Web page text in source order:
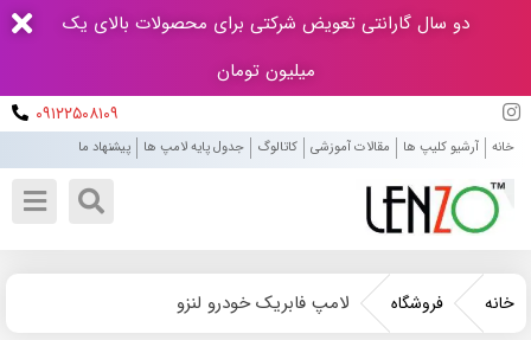
دو سال گارانتی تعویض شرکتی برای محصولات بالای یک
میلیون تومان
۰۹۱۲۲۵۰۸۱۰۹
خانه آرشیو کلیپ ها مقالات آموزشی کاتالوگ جدول پایه لامپ ها پیشنهاد ما
خانه فروشگاه لامپ فابریک خودرو لنزو